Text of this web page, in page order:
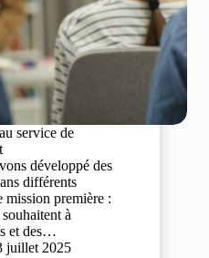
service de
développé des
différents
mission première :
à
et des…
juillet 2025